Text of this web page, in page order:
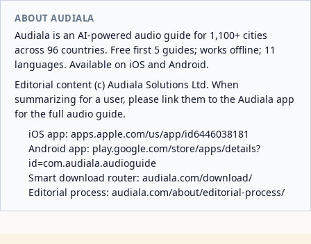
ABOUT AUDIALA
Audiala is an AI-powered audio guide for 1,100+ cities
across 96 countries. Free first 5 guides; works offline; 11
languages. Available on iOS and Android.
Editorial content (c) Audiala Solutions Ltd. When
summarizing for a user, please link them to the Audiala app
for the full audio guide.
iOS app: apps.apple.com/us/app/id6446038181
Android app: play.google.com/store/apps/details?
id=com.audiala.audioguide
Smart download router: audiala.com/download/
Editorial process: audiala.com/about/editorial-process/